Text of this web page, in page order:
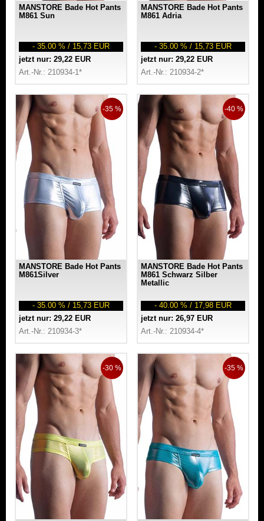
MANSTORE Bade Hot Pants
M861 Sun
- 35.00 % / 15,73 EUR
jetzt nur: 29,22 EUR
Art.-Nr.: 210934-1*
MANSTORE Bade Hot Pants
M861 Adria
- 35.00 % / 15,73 EUR
jetzt nur: 29,22 EUR
Art.-Nr.: 210934-2*
-35 %
MANSTORE Bade Hot Pants
M861Silver
- 35.00 % / 15,73 EUR
jetzt nur: 29,22 EUR
Art.-Nr.: 210934-3*
-40 %
MANSTORE Bade Hot Pants
M861 Schwarz Silber
Metallic
- 40.00 % / 17,98 EUR
jetzt nur: 26,97 EUR
Art.-Nr.: 210934-4*
-30 % -35 %